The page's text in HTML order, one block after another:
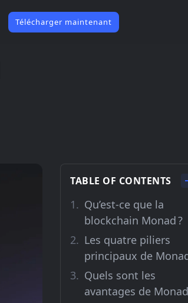
Télécharger maintenant
TABLE OF CONTENTS
Qu’est-ce que la
blockchain Monad ?
Les quatre piliers
principaux de
Quels sont les
avantages de